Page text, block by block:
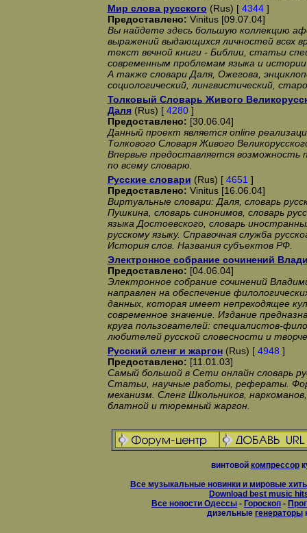
Мир слова русского (Rus) [ 4344]
Предоставлено: Vinitus [09.07.04]
Вы найдете здесь большую коллекцию
выражений выдающихся личностей всех
текст вечной книги - Библии, статьи
современным проблемам языка и
А также словари Даля, Ожегова,
социологический, лингвистический,
Толковый Словарь Живого
Даля(Rus) [ 4280]
Предоставлено: [30.06.04]
Данный проект является online
Толкового Словаря Живого
Впервые предоставляется возможность
по всему словарю.
Русские словари (Rus) [ 4651 ]
Предоставлено: Vinitus [16.06.04]
Виртуальные словари: Даля, словарь
Пушкина, словарь синонимов, словарь
языка Достоевского, словарь
русскому языку. Справочная служба
История слов. Названия субъектов РФ.
Электронное собрание сочинений
Предоставлено: [04.06.04]
Электронное собрание сочинений
направлен на обеспечение
данных, которая имеет непреходящее
современное значение. Издание
круга пользователей: специалистов-
любителей русской словесности и
Русский сленг и жаргон(Rus) [ 4948 ]
Предоставлено: [11.01.03]
Самый большой в Сети онлайн словарь
Статьи, научные работы, рефераты.
механизм. Сленг Школьников,
блатной и тюремный жаргон.
винтовой компрессор
Все музыкальные новинки и мировые
Download best music
Все новости Одессы - Гороскоп -
дизельные генераторы